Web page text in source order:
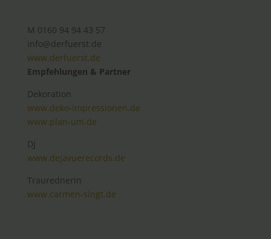
M 0160 94 94 43 57
info@derfuerst.de
www.derfuerst.de
Empfehlungen & Partner
Dekoration
www.deko-impressionen.de
www.plan-um.de
DJ
www.dejavuerecords.de
Traurednerin
www.carmen-singt.de